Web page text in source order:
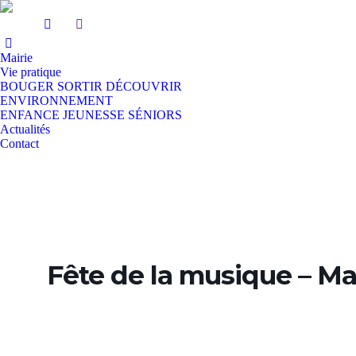
Mairie
Vie pratique
BOUGER SORTIR DÉCOUVRIR
ENVIRONNEMENT
ENFANCE JEUNESSE SÉNIORS
Actualités
Contact
Fête de la musique –